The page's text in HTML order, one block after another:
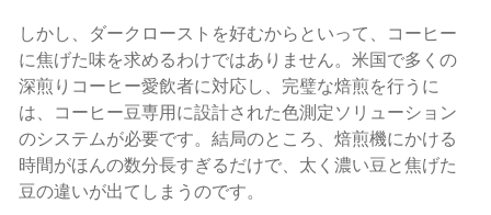
しかし、ダークローストを好むからといって、コーヒー
に焦げた味を求めるわけではありません。米国で多くの
深煎りコーヒー愛飲者に対応し、完璧な焙煎を行うに
は、コーヒー豆専用に設計された色測定ソリューション
のシステムが必要です。結局のところ、焙煎機にかける
時間がほんの数分長すぎるだけで、太く濃い豆と焦げた
豆の違いが出てしまうのです。